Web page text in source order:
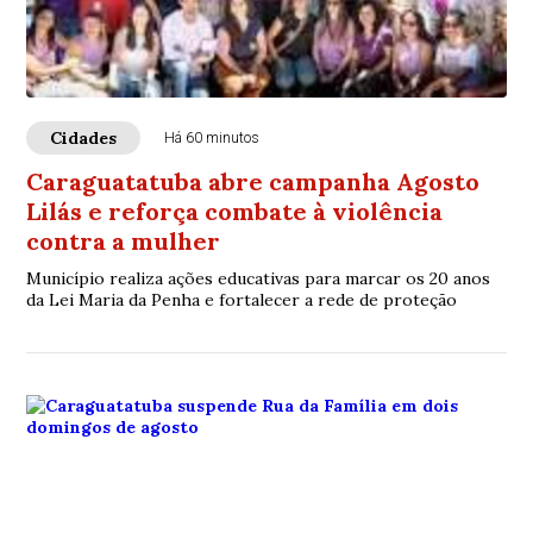
Cidades Há 60 minutos
Caraguatatuba abre campanha Agosto
Lilás e reforça combate à violência
contra a mulher
Município realiza ações educativas para marcar os 20 anos
da Lei Maria da Penha e fortalecer a rede de proteção